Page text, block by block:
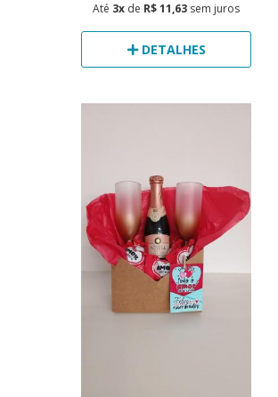
Até 3x de R$ 11,63 sem juros
DETALHES